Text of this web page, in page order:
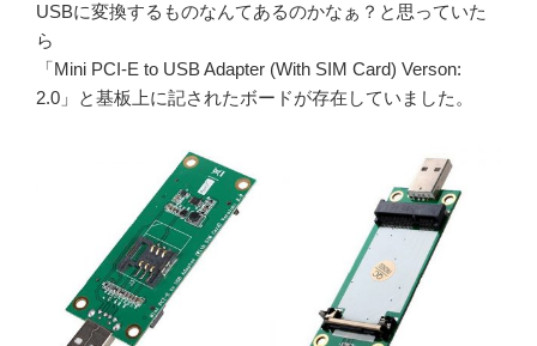
USBに変換するものなんてあるのかなぁ？と思っていた
ら
「Mini PCI-E to USB Adapter (With SIM Card) Verson:
2.0」と基板上に記されたボードが存在していました。